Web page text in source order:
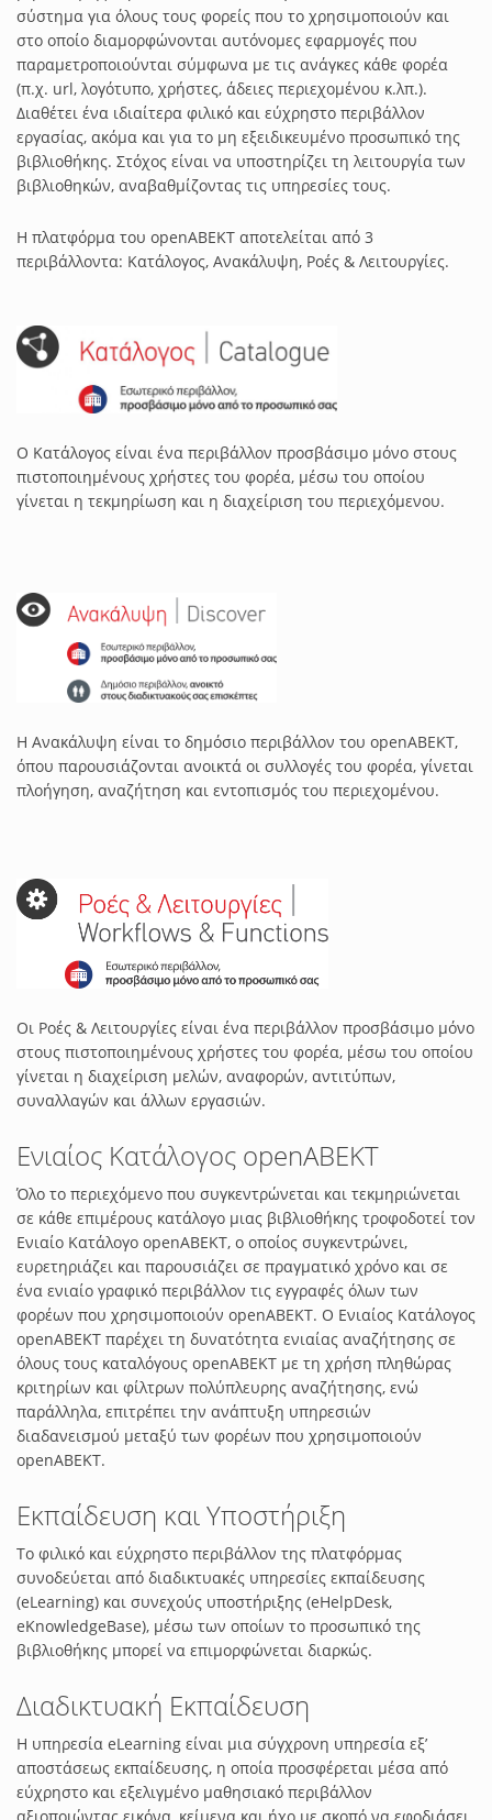
σύστημα για όλους τους φορείς που το χρησιμοποιούν και
στο οποίο διαμορφώνονται αυτόνομες εφαρμογές που
παραμετροποιούνται σύμφωνα με τις ανάγκες κάθε φορέα
(π.χ. url, λογότυπο, χρήστες, άδειες περιεχομένου κ.λπ.).
Διαθέτει ένα ιδιαίτερα φιλικό και εύχρηστο περιβάλλον
εργασίας, ακόμα και για το μη εξειδικευμένο προσωπικό της
βιβλιοθήκης. Στόχος είναι να υποστηρίζει τη λειτουργία των
βιβλιοθηκών, αναβαθμίζοντας τις υπηρεσίες τους.
Η πλατφόρμα του openABEKT αποτελείται από 3
περιβάλλοντα: Κατάλογος, Ανακάλυψη, Ροές & Λειτουργίες.
Ο Κατάλογος είναι ένα περιβάλλον προσβάσιμο μόνο στους
πιστοποιημένους χρήστες του φορέα, μέσω του οποίου
γίνεται η τεκμηρίωση και η διαχείριση του περιεχόμενου.
Η Ανακάλυψη είναι το δημόσιο περιβάλλον του openABEKT,
όπου παρουσιάζονται ανοικτά οι συλλογές του φορέα, γίνεται
πλοήγηση, αναζήτηση και εντοπισμός του περιεχομένου.
Οι Ροές & Λειτουργίες είναι ένα περιβάλλον προσβάσιμο μόνο
στους πιστοποιημένους χρήστες του φορέα, μέσω του οποίου
γίνεται η διαχείριση μελών, αναφορών, αντιτύπων,
συναλλαγών και άλλων εργασιών.
Ενιαίος Κατάλογος openABEKT
Όλο το περιεχόμενο που συγκεντρώνεται και τεκμηριώνεται
σε κάθε επιμέρους κατάλογο μιας βιβλιοθήκης τροφοδοτεί τον
Ενιαίο Κατάλογο openABEKT, ο οποίος συγκεντρώνει,
ευρετηριάζει και παρουσιάζει σε πραγματικό χρόνο και σε
ένα ενιαίο γραφικό περιβάλλον τις εγγραφές όλων των
φορέων που χρησιμοποιούν openABEKT. Ο Ενιαίος Κατάλογος
openABEKT παρέχει τη δυνατότητα ενιαίας αναζήτησης σε
όλους τους καταλόγους openABEKT με τη χρήση πληθώρας
κριτηρίων και φίλτρων πολύπλευρης αναζήτησης, ενώ
παράλληλα, επιτρέπει την ανάπτυξη υπηρεσιών
διαδανεισμού μεταξύ των φορέων που χρησιμοποιούν
openABEKT.
Εκπαίδευση και Υποστήριξη
Το φιλικό και εύχρηστο περιβάλλον της πλατφόρμας
συνοδεύεται από διαδικτυακές υπηρεσίες εκπαίδευσης
(eLearning) και συνεχούς υποστήριξης (eHelpDesk,
eKnowledgeBase), μέσω των οποίων το προσωπικό της
βιβλιοθήκης μπορεί να επιμορφώνεται διαρκώς.
Διαδικτυακή Εκπαίδευση
Η υπηρεσία eLearning είναι μια σύγχρονη υπηρεσία εξ’
αποστάσεως εκπαίδευσης, η οποία προσφέρεται μέσα από
εύχρηστο και εξελιγμένο μαθησιακό περιβάλλον
αξιοποιώντας εικόνα, κείμενα και ήχο με σκοπό να εφοδιάσει